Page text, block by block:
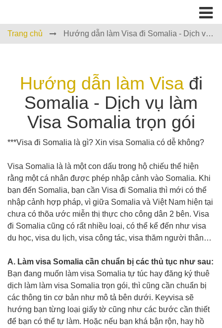
Trang chủ Hướng dẫn làm Visa đi Somalia - Dịch vụ
Hướng dẫn làm Visađi
Somalia - Dịch vụ làm
Visa Somalia trọn gói
***Visa đi Somalia là gì? Xin visa Somalia có dễ không?
Visa Somalia là là một con dấu trong hộ chiếu thể hiện
rằng một cá nhân được phép nhập cảnh vào Somalia. Khi
bạn đến Somalia, bạn cần Visa đi Somalia thì mới có thể
nhập cảnh hợp pháp, vì giữa Somalia và Việt Nam hiện tại
chưa có thõa ước miễn thị thực cho công dân 2 bên. Visa
đi Somalia cũng có rất nhiều loại, có thể kể đến như visa
du học, visa du lịch, visa công tác, visa thăm người thân…
A. Làm visa Somalia cần chuẩn bị các thủ tục như sau:
Bạn đang muốn làm visa Somalia tự túc hay đăng ký thuê
dịch làm làm visa Somalia trọn gói, thì cũng cần chuẩn bị
các thông tin cơ bản như mô tả bên dưới. Keyvisa sẽ
hướng bạn từng loại giấy tờ cũng như các bước cần thiết
để bạn có thể tự làm. Hoặc nếu bạn khá bận rộn, hay hồ